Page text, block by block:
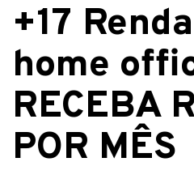
+17
home
RECEBA
POR MÊS